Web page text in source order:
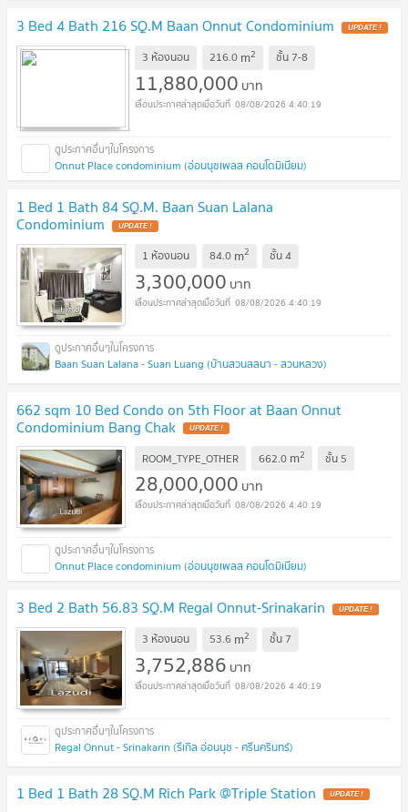
3 Bed 4 Bath 216 SQ.M Baan Onnut Condominium UPDATE !
3 ห้องนอน 216.0 m2 ชั้น 7-8
11,880,000 บาท
08/08/2026 4:40:19
Onnut Place condominium (อ่อนนุชเพลส คอนโดมิเนียม)
1 Bed 1 Bath 84 SQ.M. Baan Suan Lalana
Condominium UPDATE !
1 ห้องนอน 84.0 m2 ชั้น4
3,300,000 บาท
08/08/2026 4:40:19
Baan Suan Lalana - Suan Luang (บ้านสวนลลนา - สวนหลวง)
662 sqm 10 Bed Condo on 5th Floor at Baan Onnut
Condominium Bang Chak UPDATE !
ROOM_TYPE_OTHER 662.0 m2 ชั้น 5
28,000,000 บาท
08/08/2026 4:40:19
Onnut Place condominium (อ่อนนุชเพลส คอนโดมิเนียม)
3 Bed 2 Bath 56.83 SQ.M Regal Onnut-Srinakarin UPDATE !
3 ห้องนอน 53.6 m2 ชั้น 7
3,752,886 บาท
08/08/2026 4:40:19
Regal Onnut - Srinakarin (รีเกิล อ่อนนุช - ศรีนครินทร์)
1 Bed 1 Bath 28 SQ.M Rich Park @Triple Station UPDATE !